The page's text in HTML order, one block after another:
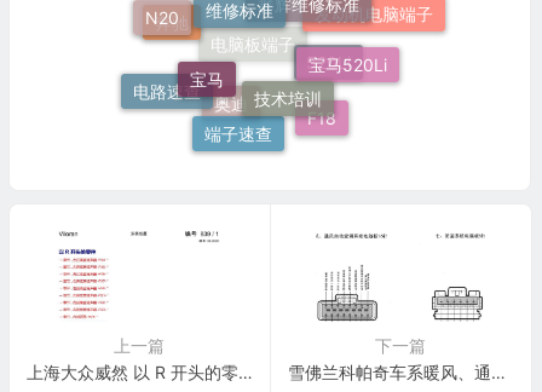
奥迪
电脑板端子 520Li
F18
端子速查
电路速查
奔驰
发动机电脑端子
宝马520Li
技术培训
宝马
N20
上一篇
上海大众威然 以 R 开头的零件 电路图
下一篇
雪佛兰科帕奇车系暖风、通风自动空调系统电脑板16针端子